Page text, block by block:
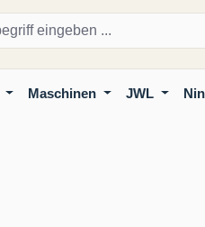
Maschinen JWL